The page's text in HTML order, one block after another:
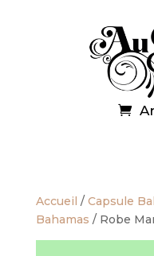
Accueil / Capsule
Bahamas / Robe